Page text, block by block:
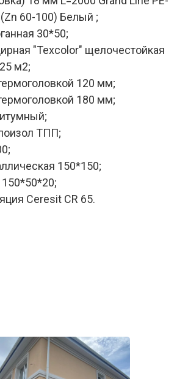
60-100) Белый ;
30*50;
"Texcolor" щелочестойкая
м2;
120 мм;
180 мм;
ТПП;
150*150;
Ceresit CR 65.